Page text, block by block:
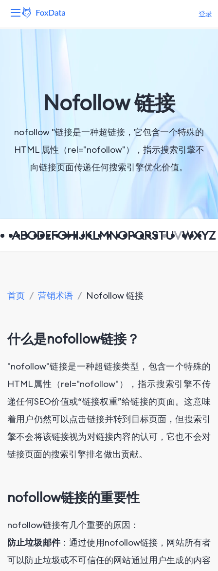
登录
解决方案 Nofollow 链接
nofollow "链接是一种超链接，它包含一个特殊的
HTML 属性（rel="nofollow"），指示搜索引擎不
向链接页面传递任何搜索引擎优化价值。
ABCDEFGHIJKLMNOPQRSTUVWXYZ
首页 / 营销术语 / Nofollow 链接
什么是nofollow链接？
"nofollow"链接是一种超链接类型，包含一个特殊的
HTML属性（rel="nofollow" ），指示搜索引擎不传
递任何SEO价值或“链接权重”给链接的页面。这意味
着用户仍然可以点击链接并转到目标页面，但搜索引
擎不会将该链接视为对链接内容的认可，它也不会对
链接页面的搜索引擎排名做出贡献。
nofollow链接的重要性
nofollow链接有几个重要的原因：
防止垃圾邮件：通过使用nofollow链接，网站所有者
可以防止垃圾或不可信任的网站通过用户生成的内容